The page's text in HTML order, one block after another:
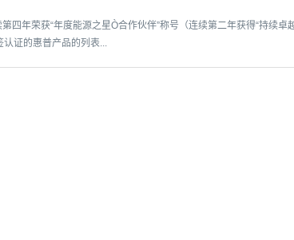
年荣获“年度能源之星Ò合作伙伴”称号（连续第二年获得“持续
证的惠普产品的列表...